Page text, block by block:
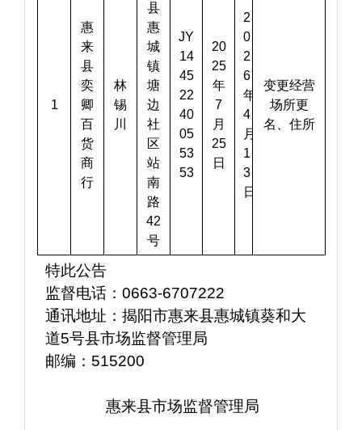
1
惠
来
县
奕
卿
百
货
商
行
林
锡
川
县
惠
城
镇
塘
边
社
区
站
南
路
42
号
JY
14
45
22
40
05
53
53
20
25
年
7
月
25
日
2
0
2
6
年
4
月
1
3
日
变更经营
场所更
名、住所
特此公告
监督电话：0663-6707222
通讯地址：揭阳市惠来县惠城镇葵和大
道5号县市场监督管理局
邮编：515200
惠来县市场监督管理局